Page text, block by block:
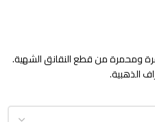
ومحمرة من قطع النقانق الشهية.
الذهبية.